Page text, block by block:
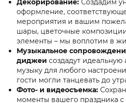
Декорирование: Создадим
оформление,
мероприятия и вашим
шары, цветочные
элементы – мы воплотим в
Музыкальное
диджеи создадут
музыку для любого
гости могли танцевать до
Фото- и видеосъемка:
моменты вашего праздника